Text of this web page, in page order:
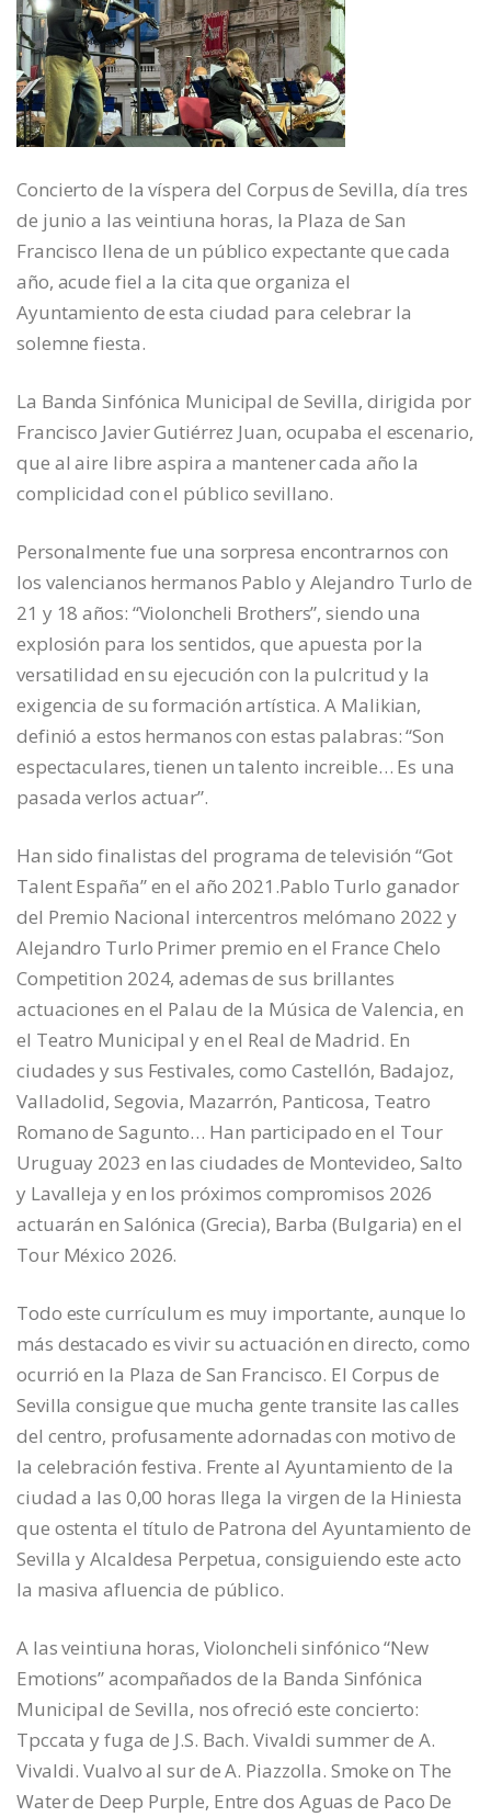
Concierto de la víspera del Corpus de Sevilla, día tres
de junio a las veintiuna horas, la Plaza de San
Francisco llena de un público expectante que cada
año, acude fiel a la cita que organiza el
Ayuntamiento de esta ciudad para celebrar la
solemne fiesta.
La Banda Sinfónica Municipal de Sevilla, dirigida por
Francisco Javier Gutiérrez Juan, ocupaba el escenario,
que al aire libre aspira a mantener cada año la
complicidad con el público sevillano.
Personalmente fue una sorpresa encontrarnos con
los valencianos hermanos Pablo y Alejandro Turlo de
21 y 18 años: “Violoncheli Brothers”, siendo una
explosión para los sentidos, que apuesta por la
versatilidad en su ejecución con la pulcritud y la
exigencia de su formación artística. A Malikian,
definió a estos hermanos con estas palabras: “Son
espectaculares, tienen un talento increible… Es una
pasada verlos actuar”.
Han sido finalistas del programa de televisión “Got
Talent España” en el año 2021.Pablo Turlo ganador
del Premio Nacional intercentros melómano 2022 y
Alejandro Turlo Primer premio en el France Chelo
Competition 2024, ademas de sus brillantes
actuaciones en el Palau de la Música de Valencia, en
el Teatro Municipal y en el Real de Madrid. En
ciudades y sus Festivales, como Castellón, Badajoz,
Valladolid, Segovia, Mazarrón, Panticosa, Teatro
Romano de Sagunto… Han participado en el Tour
Uruguay 2023 en las ciudades de Montevideo, Salto
y Lavalleja y en los próximos compromisos 2026
actuarán en Salónica (Grecia), Barba (Bulgaria) en el
Tour México 2026.
Todo este currículum es muy importante, aunque lo
más destacado es vivir su actuación en directo, como
ocurrió en la Plaza de San Francisco. El Corpus de
Sevilla consigue que mucha gente transite las calles
del centro, profusamente adornadas con motivo de
la celebración festiva. Frente al Ayuntamiento de la
ciudad a las 0,00 horas llega la virgen de la Hiniesta
que ostenta el título de Patrona del Ayuntamiento de
Sevilla y Alcaldesa Perpetua, consiguiendo este acto
la masiva afluencia de público.
A las veintiuna horas, Violoncheli sinfónico “New
Emotions” acompañados de la Banda Sinfónica
Municipal de Sevilla, nos ofreció este concierto:
Tpccata y fuga de J.S. Bach. Vivaldi summer de A.
Vivaldi. Vualvo al sur de A. Piazzolla. Smoke on The
Water de Deep Purple, Entre dos Aguas de Paco De